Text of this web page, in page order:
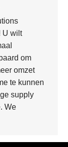
U wilt
om
omzet
te kunnen
supply
We